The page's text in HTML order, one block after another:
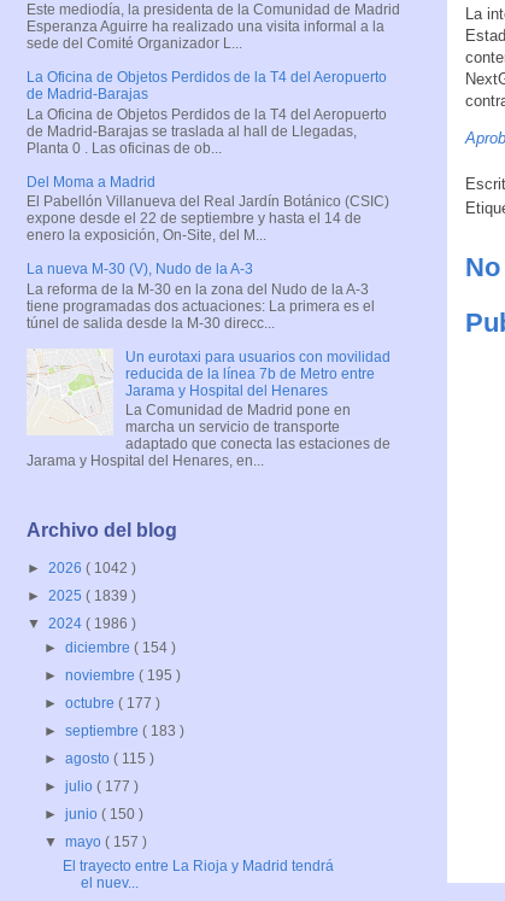
La
Este mediodía, la presidenta de la Comunidad de Madrid
Esperanza Aguirre ha realizado una visita informal a la
sede del Comité Organizador L...
La Oficina de Objetos Perdidos de la T4 del Aeropuerto
de Madrid-Barajas
La Oficina de Objetos Perdidos de la T4 del Aeropuerto
de Madrid-Barajas se traslada al hall de Llegadas,
Planta 0 . Las oficinas de ob...
Del Moma a Madrid
El Pabellón Villanueva del Real Jardín Botánico (CSIC)
expone desde el 22 de septiembre y hasta el 14 de
enero la exposición, On-Site, del M...
La nueva M-30 (V), Nudo de la A-3
La reforma de la M-30 en la zona del Nudo de la A-3
tiene programadas dos actuaciones: La primera es el
túnel de salida desde la M-30 direcc...
Un eurotaxi para usuarios con movilidad
reducida de la línea 7b de Metro entre
Jarama y Hospital del Henares
La Comunidad de Madrid pone en
marcha un servicio de transporte
adaptado que conecta las estaciones de
Jarama y Hospital del Henares, en...
Archivo del blog
► 2026 ( 1042 )
► 2025 ( 1839 )
▼ 2024 ( 1986 )
►diciembre( 154 )
►noviembre( 195 )
►octubre( 177 )
►septiembre( 183 )
►agosto( 115 )
►julio( 177 )
►junio( 150 )
▼mayo( 157 )
El trayecto entre La Rioja y Madrid tendrá
el nuev...